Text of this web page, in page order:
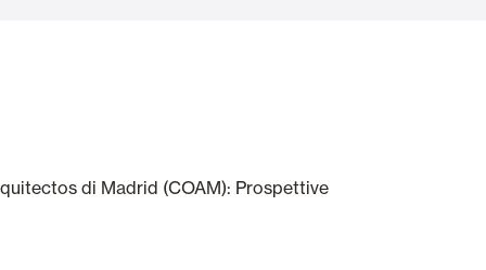
di Madrid (COAM): Prospettive